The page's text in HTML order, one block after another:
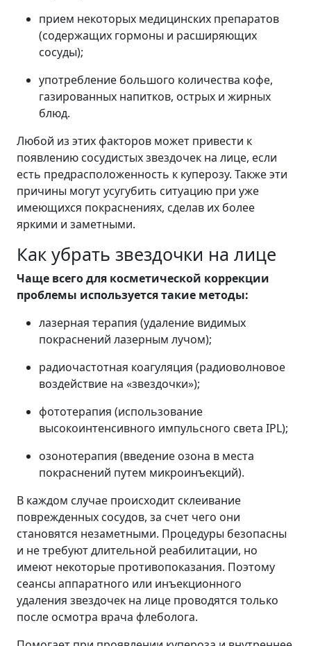
прием некоторых медицинских препаратов
(содержащих гормоны и расширяющих
сосуды);
употребление большого количества кофе,
газированных напитков, острых и жирных
блюд.
Любой из этих факторов может привести к
появлению сосудистых звездочек на лице, если
есть предрасположенность к куперозу. Также эти
причины могут усугубить ситуацию при уже
имеющихся покраснениях, сделав их более
яркими и заметными.
Как убрать звездочки на лице
Чаще всего для косметической коррекции
проблемы используется такие методы:
лазерная терапия (удаление видимых
покраснений лазерным лучом);
радиочастотная коагуляция (радиоволновое
воздействие на «звездочки»);
фототерапия (использование
высокоинтенсивного импульсного света IPL);
озонотерапия (введение озона в места
покраснений путем микроинъекций).
В каждом случае происходит склеивание
поврежденных сосудов, за счет чего они
становятся незаметными. Процедуры безопасны
и не требуют длительной реабилитации, но
имеют некоторые противопоказания. Поэтому
сеансы аппаратного или инъекционного
удаления звездочек на лице проводятся только
после осмотра врача флеболога.